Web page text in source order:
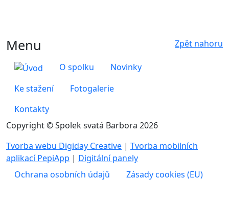
Menu
O spolku
Novinky
Ke stažení
Fotogalerie
Kontakty
Zpět nahoru
Copyright © Spolek svatá Barbora 2026
Tvorba webu Digiday Creative | Tvorba mobilních
aplikací PepiApp | Digitální panely
Ochrana osobních údajů
Zásady cookies (EU)